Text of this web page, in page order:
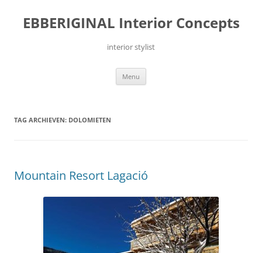
inhoud
EBBERIGINAL Interior Concepts
interior stylist
Menu
TAG ARCHIEVEN: DOLOMIETEN
Mountain Resort Lagació